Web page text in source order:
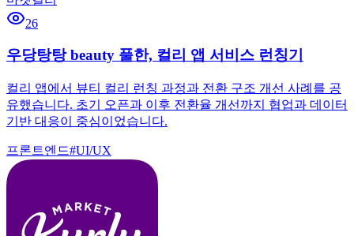
26
우당탕탕 beauty 풀한, 컬리 앱 서비스 런칭기
컬리 앱에서 뷰티 컬리 런칭 과정과 전환 구조 개선 사례를 공
유했습니다. 초기 오픈과 이후 전환율 개선까지 협업과 데이터
기반 대응이 중심이었습니다.
프론트엔드#UI/UX